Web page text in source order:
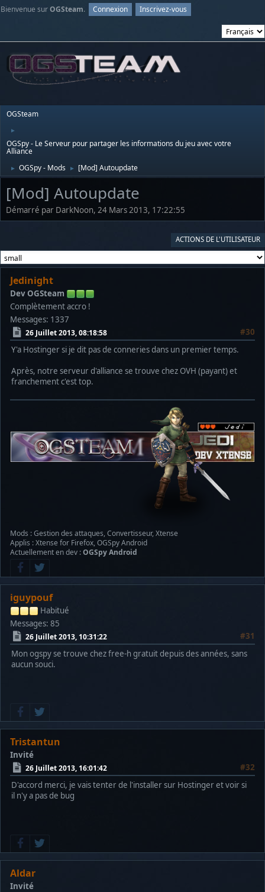
Bienvenue surOGSteam. Connexion Inscrivez-vous
OGSteam
►
OGSpy - Le Serveur pour partager les informations du jeu avec votre
Alliance
► OGSpy - Mods ► [Mod] Autoupdate
[Mod] Autoupdate
Démarré par DarkNoon, 24 Mars 2013, 17:22:55
ACTIONS DE L'UTILISATEUR
Jedinight
Dev OGSteam
Complètement accro !
Messages: 1337
26 Juillet 2013, 08:18:58
#30
Y'a Hostinger si je dit pas de conneries dans un premier temps.
Après, notre serveur d'alliance se trouve chez OVH (payant) et
franchement c'est top.
Mods : Gestion des attaques, Convertisseur, Xtense
Applis : Xtense for Firefox, OGSpy Android
Actuellement en dev :OGSpy Android
iguypouf
Habitué
Messages: 85
26 Juillet 2013, 10:31:22
#31
Mon ogspy se trouve chez free-h gratuit depuis des années, sans
aucun souci.
Tristantun
Invité
26 Juillet 2013, 16:01:42
#32
D'accord merci, je vais tenter de l'installer sur Hostinger et voir si
il n'y a pas de bug
Aldar
Invité